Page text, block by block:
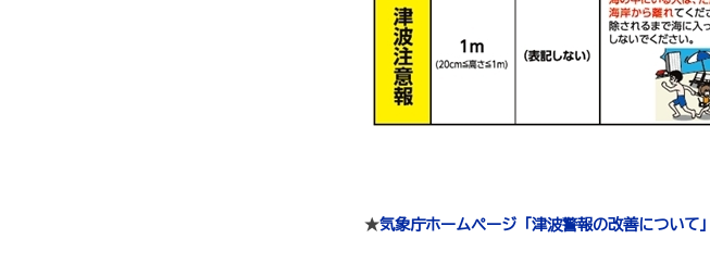
★気象庁ホームページ「津波警報の改善について」